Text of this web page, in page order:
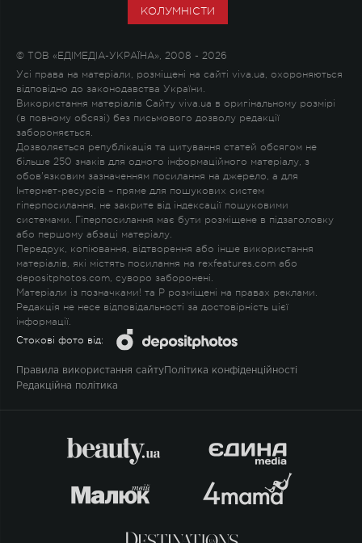
КОЛУМНІСТИ
© ТОВ «ЕДІМЕДІА-УКРАЇНА», 2008 - 2026
Усі права на матеріали, розміщені на сайті viva.ua, охороняються
відповідно до законодавства України.
Використання матеріалів Сайту viva.ua в оригінальному розмірі
(в повному обсязі) без письмового дозволу редакції
забороняється.
Дозволяється републікація та цитування статей обсягом не
більше 250 знаків для одного інформаційного матеріалу, з
обов'язковим зазначенням посилання на джерело, а для
Інтернет-ресурсів – пряме для пошукових систем
гіперпосилання, не закрите від індексації пошуковими
системами. Гіперпосилання має бути розміщене в підзаголовку
або першому абзаці матеріалу.
Передрук, копіювання, відтворення або інше використання
матеріалів, які містять посилання на rexfeatures.com або
depositphotos.com, суворо заборонені.
Матеріали із позначками! та P розміщені на правах реклами.
Редакція не несе відповідальності за достовірність цієї
інформації.
Стокові фото від:
Правила використання сайту Політика конфіденційності
Редакційна політика